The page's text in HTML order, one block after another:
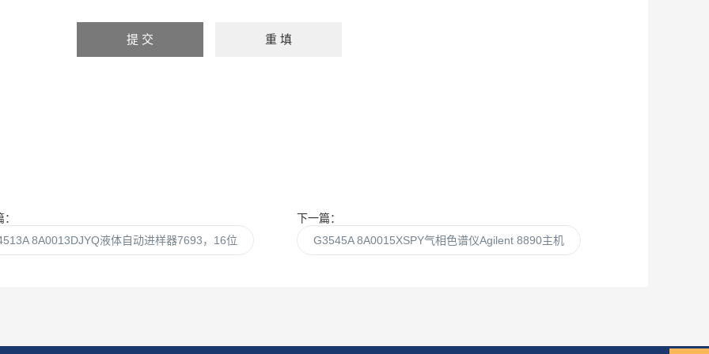
8A0013DJYQ液体自动进样器7693，16位
下一篇：
G3545A 8A0015XSPY气相色谱仪Agilent 8890主机